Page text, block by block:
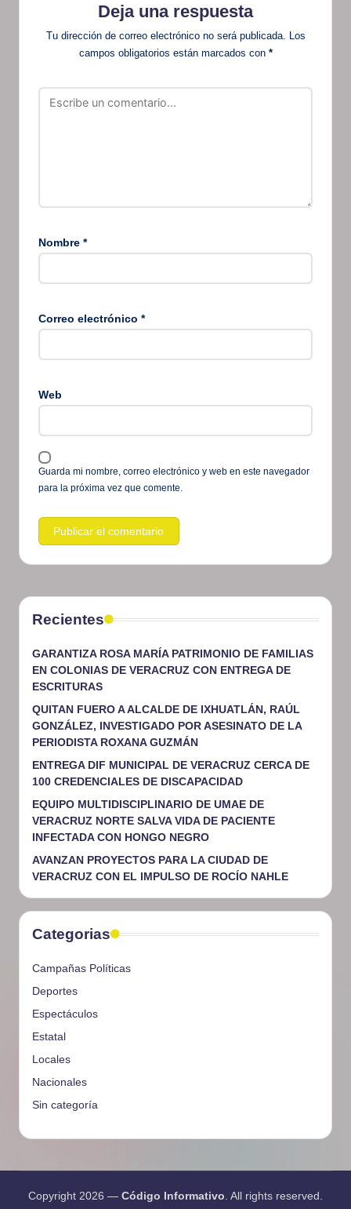
Deja una respuesta
Tu dirección de correo electrónico no será publicada. Los
campos obligatorios están marcados con *
Nombre *
Correo electrónico *
Web
Guarda mi nombre, correo electrónico y web en este navegador
para la próxima vez que comente.
Recientes
GARANTIZA ROSA MARÍA PATRIMONIO DE FAMILIAS
EN COLONIAS DE VERACRUZ CON ENTREGA DE
ESCRITURAS
QUITAN FUERO A ALCALDE DE IXHUATLÁN, RAÚL
GONZÁLEZ, INVESTIGADO POR ASESINATO DE LA
PERIODISTA ROXANA GUZMÁN
ENTREGA DIF MUNICIPAL DE VERACRUZ CERCA DE
100 CREDENCIALES DE DISCAPACIDAD
EQUIPO MULTIDISCIPLINARIO DE UMAE DE
VERACRUZ NORTE SALVA VIDA DE PACIENTE
INFECTADA CON HONGO NEGRO
AVANZAN PROYECTOS PARA LA CIUDAD DE
VERACRUZ CON EL IMPULSO DE ROCÍO NAHLE
Categorias
Campañas Políticas
Deportes
Espectáculos
Estatal
Locales
Nacionales
Sin categoría
Copyright 2026 — Código Informativo . All rights reserved.